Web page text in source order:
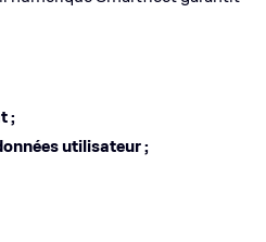
;
utilisateur ;